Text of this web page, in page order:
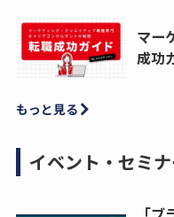
マー
成功
もっと見る
イベント・セミ